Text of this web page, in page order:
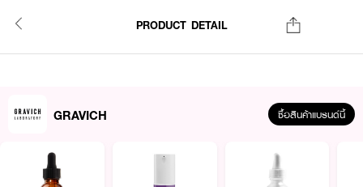
PRODUCT DETAIL
GRAVICH ซื้อสินค้าแบรนด์นี้